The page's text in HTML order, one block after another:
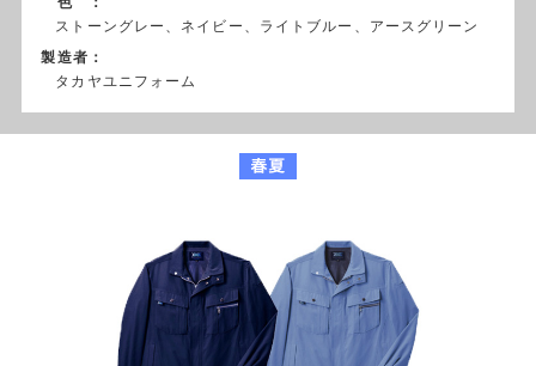
ストーングレー、ネイビー、ライトブルー、アースグリーン
製造者：
タカヤユニフォーム